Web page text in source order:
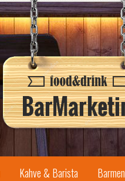
Kahve & Barista Barmen